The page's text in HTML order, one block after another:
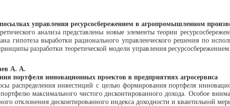
управления ресурсосбережением в агропромышленном
анализа представлены новые элементы теории
гипотеза выработки рационального управленческого решения по
разработки теоретической модели управления
А. А.
портфеля инновационных проектов в предприятиях агросервиса
распределения инвестиций с целью формирования портфеля
максимального чистого дисконтированного дохода. Особое
отклонения дисконтированного индекса доходности и квантильной